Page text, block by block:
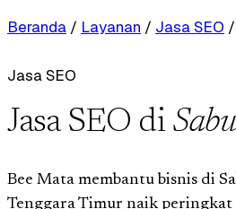
Beranda / Layanan / Jasa SEO /
Jasa SEO
Jasa SEO di
Bee Mata membantu bisnis di
Tenggara Timur naik